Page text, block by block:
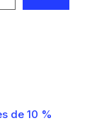
de 10 %